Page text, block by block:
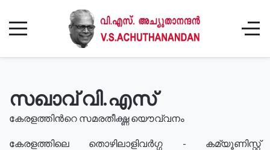
സഖാവ് വി.എസ്
കേരളത്തിൻറെ സമരതീക്ഷ്ണ യൌവ്വനം
കേരളത്തിലെ തൊഴിലാളിവർഗ്ഗ - കമ്യൂണിസ്റ്റ്